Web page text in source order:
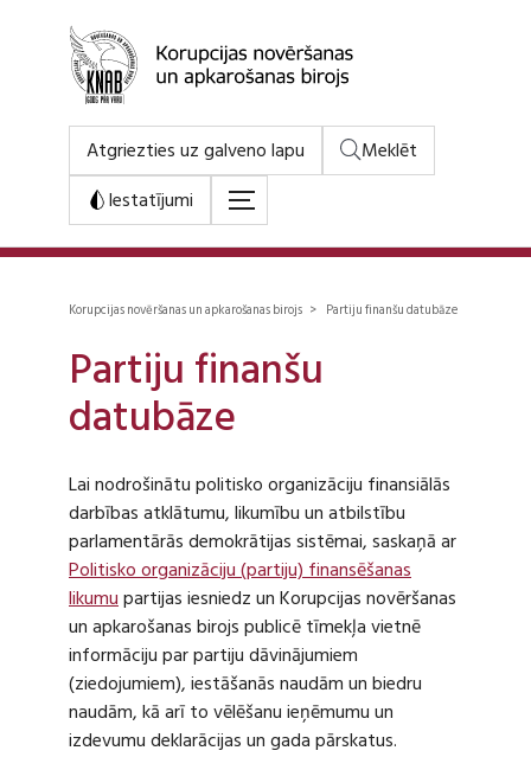
Atgriezties uz galveno lapu
Meklēt
Iestatījumi
Korupcijas novēršanas un apkarošanas birojs > Partiju finanšu datubāze
Partiju finanšu
datubāze
Lai nodrošinātu politisko organizāciju finansiālās
darbības atklātumu, likumību un atbilstību
parlamentārās demokrātijas sistēmai, saskaņā ar
Politisko organizāciju (partiju) finansēšanas
likumupartijas iesniedz un Korupcijas novēršanas
un apkarošanas birojs publicē tīmekļa vietnē
informāciju par partiju dāvinājumiem
(ziedojumiem), iestāšanās naudām un biedru
naudām, kā arī to vēlēšanu ieņēmumu un
izdevumu deklarācijas un gada pārskatus.